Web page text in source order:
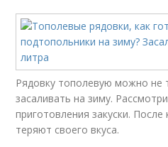
Рядовку тополевую можно не
засаливать на зиму.
приготовления закуски.
теряют своего вкуса.